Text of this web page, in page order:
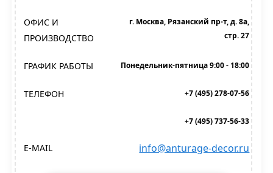
ОФИС И
ПРОИЗВОДСТВО
г. Москва, Рязанский пр-т, д. 8а,
стр. 27
ГРАФИК РАБОТЫ Понедельник-пятница 9:00 - 18:00
ТЕЛЕФОН +7 (495) 278-07-56
+7 (495) 737-56-33
E-MAIL info@anturage-decor.ru